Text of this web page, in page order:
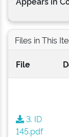
Files in This
File
3. ID
145.pdf